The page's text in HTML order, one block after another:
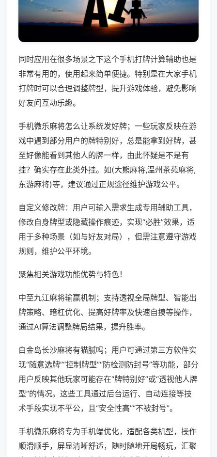
同时应用在很多场景之下这个手机打牌计算辅助也是
非常有用的，使用起来简单便捷。特别是在大家手机
打牌时可以合理调整牌型，提升游戏体验，避免影响
好友间互动乐趣。
手机微乐麻将怎么让系统发好牌；一些玩家反映在游
戏中遇到部分用户的牌特别好，总是能拿到好牌，甚
至好像能看到其他人的牌一样，由此怀疑是不是有
挂？确实存在此类外挂。如(大熊麻将,温州茶苑麻将,
东游麻将)等，建议通过正规途径维护游戏公平。
自定义修改牌：用户可输入需求生成专用辅助工具，
修改自身牌型或隐藏操作痕迹，实现“必胜”效果，适
用于多种场景（如与好友对局），但需注意遵守游戏
规则，维护公平环境。
聚焦相关游戏功能优势与特色！
中至九江麻将输赢机制；支持透视全局牌型、智能出
牌策略、暗杠优化、提高好牌率及快速自摸等操作，
通过AI算法调整牌局结果，提升胜率。
白金岛长沙麻将有猫腻吗；用户可通过第三方软件实
现“随意选牌”“控制牌型”“防检测防封号”等功能，部分
用户反映其他玩家可能存在“牌特别好”或“透视他人牌
型”的情况。这些工具通过后台运行、自动连接等技
术手段实现不平公，且“安全性高”“不被封号”。
手机微乐麻将专为手机端优化，适配各类机型，操作
顺滑顺手，屏显清晰舒适，随时随地开局畅玩，汇聚